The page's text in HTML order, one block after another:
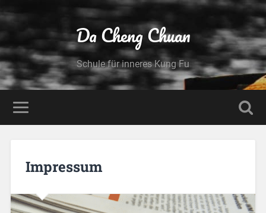
Da Cheng Chuan
Schule für inneres Kung Fu
Impressum